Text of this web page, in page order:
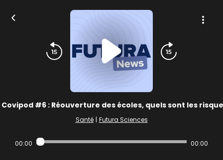
Covipod #6 : Réouverture des écoles, quels sont les
Santé | Futura Sciences
00:00 00:00